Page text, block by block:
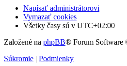
Napísať administrátorovi
Vymazať cookies
Všetky časy sú v UTC+02:00
Založené na phpBB® Forum Software
Súkromie | Podmienky